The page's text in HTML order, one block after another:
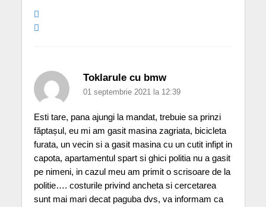
Toklarule cu bmw
01 septembrie 2021 la 12:39
Esti tare, pana ajungi la mandat, trebuie sa prinzi
făptașul, eu mi am gasit masina zagriata, bicicleta
furata, un vecin si a gasit masina cu un cutit infipt in
capota, apartamentul spart si ghici politia nu a gasit
pe nimeni, in cazul meu am primit o scrisoare de la
politie…. costurile privind ancheta si cercetarea
sunt mai mari decat paguba dvs, va informam ca